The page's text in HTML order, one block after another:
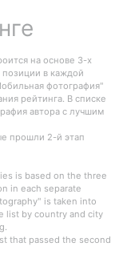
на основе 3-х
в каждой
фотография"
рейтинга. В списке
автора с лучшим
прошли 2-й этап
is based on the three
in each separate
is taken into
list by country and city
that passed the second